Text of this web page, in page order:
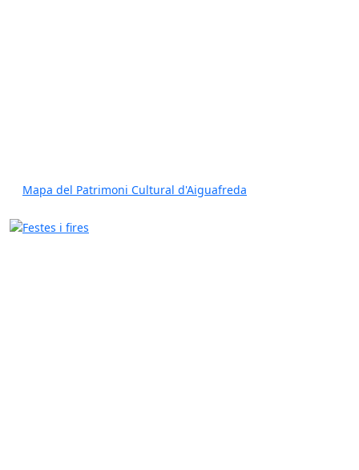
Mapa del Patrimoni Cultural d'Aiguafreda